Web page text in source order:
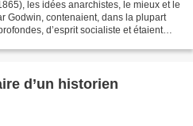
les idées anarchistes, le mieux et le
Godwin, contenaient, dans la plupart
d’esprit socialiste et étaient
d’un historien